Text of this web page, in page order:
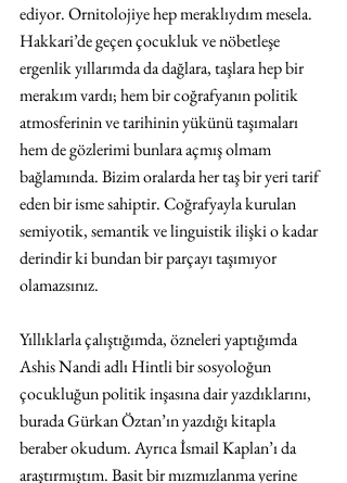
ediyor. Ornitolojiye hep meraklıydım mesela.
Hakkari’de geçen çocukluk ve nöbetleşe
ergenlik yıllarımda da dağlara, taşlara hep bir
merakım vardı; hem bir coğrafyanın politik
atmosferinin ve tarihinin yükünü taşımaları
hem de gözlerimi bunlara açmış olmam
bağlamında. Bizim oralarda her taş bir yeri tarif
eden bir isme sahiptir. Coğrafyayla kurulan
semiyotik, semantik ve linguistik ilişki o kadar
derindir ki bundan bir parçayı taşımıyor
olamazsınız.
Yıllıklarla çalıştığımda, özneleri yaptığımda
Ashis Nandi adlı Hintli bir sosyoloğun
çocukluğun politik inşasına dair yazdıklarını,
burada Gürkan Öztan’ın yazdığı kitapla
beraber okudum. Ayrıca İsmail Kaplan’ı da
araştırmıştım. Basit bir mızmızlanma yerine